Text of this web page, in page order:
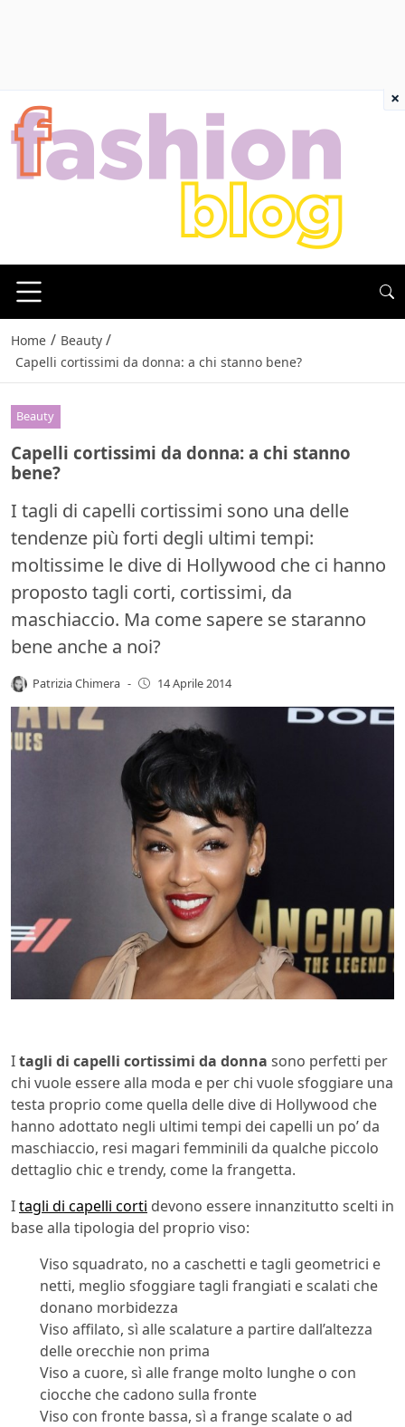
Home / Beauty /
Capelli cortissimi da donna: a chi stanno bene?
Beauty
Capelli cortissimi da donna: a chi stanno
bene?
I tagli di capelli cortissimi sono una delle
tendenze più forti degli ultimi tempi:
moltissime le dive di Hollywood che ci hanno
proposto tagli corti, cortissimi, da
maschiaccio. Ma come sapere se staranno
bene anche a noi?
Patrizia Chimera - 14 Aprile 2014
Itagli di capelli cortissimi da donna sono perfetti per
chi vuole essere alla moda e per chi vuole sfoggiare una
testa proprio come quella delle dive di Hollywood che
hanno adottato negli ultimi tempi dei capelli un po’ da
maschiaccio, resi magari femminili da qualche piccolo
dettaglio chic e trendy, come la frangetta.
Itagli di capelli corti devono essere innanzitutto scelti in
base alla tipologia del proprio viso:
Viso squadrato, no a caschetti e tagli geometrici e
netti, meglio sfoggiare tagli frangiati e scalati che
donano morbidezza
Viso affilato, sì alle scalature a partire dall’altezza
delle orecchie non prima
Viso a cuore, sì alle frange molto lunghe o con
ciocche che cadono sulla fronte
Viso con fronte bassa, sì a frange scalate o ad
×